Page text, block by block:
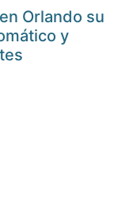
Orlando su
y